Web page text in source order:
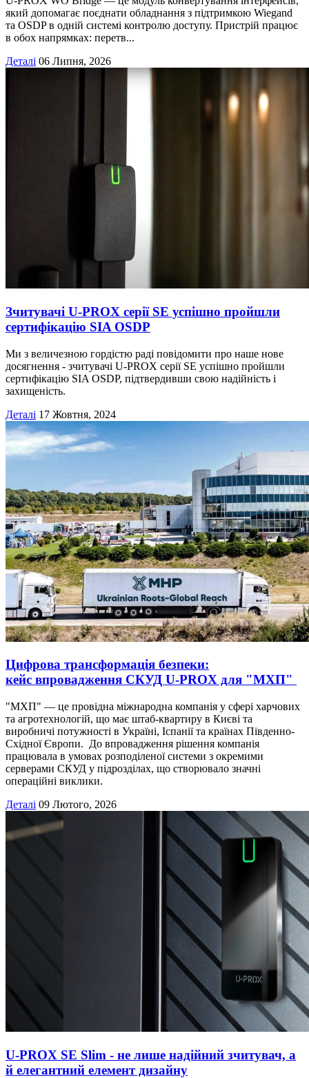
який допомагає поєднати обладнання з підтримкою Wiegand
та OSDP в одній системі контролю доступу. Пристрій працює
в обох напрямках: перетв...
Деталі 06 Липня, 2026
Зчитувачі U-PROX серії SE успішно пройшли
сертифікацію SIA OSDP
Ми з величезною гордістю раді повідомити про наше нове
досягнення - зчитувачі U-PROX серії SE успішно пройшли
сертифікацію SIA OSDP, підтвердивши свою надійність і
захищеність.
Деталі 17 Жовтня, 2024
Цифрова трансформація безпеки:
кейс впровадження СКУД U-PROX для "МХП"
"МХП" — це провідна міжнародна компанія у сфері харчових
та агротехнологій, що має штаб-квартиру в Києві та
виробничі потужності в Україні, Іспанії та країнах Південно-
Східної Європи. До впровадження рішення компанія
працювала в умовах розподіленої системи з окремими
серверами СКУД у підрозділах, що створювало значні
операційні виклики.
Деталі 09 Лютого, 2026
U-PROX SE Slim - не лише надійний зчитувач, а
й елегантний елемент дизайну